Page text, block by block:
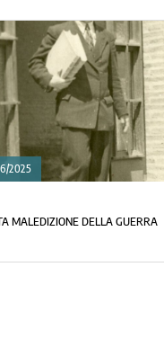
15/04/2025
MESSAGGIO DI PACE